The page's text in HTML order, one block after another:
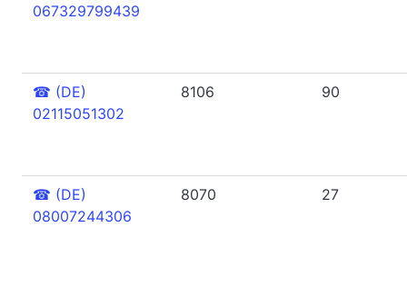
067329799439
☎ (DE)
02115051302
8106 90
☎ (DE)
08007244306
8070 27